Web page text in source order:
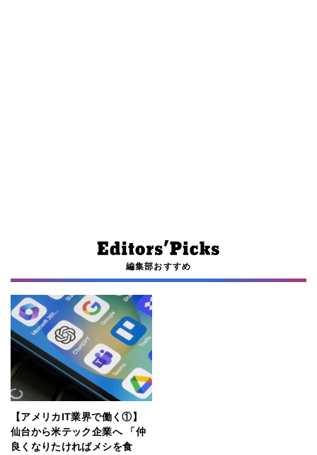
編集部おすすめ
【アメリカIT業界で働く①】
仙台から米テック企業へ 「仲
良くなりたければメシを食